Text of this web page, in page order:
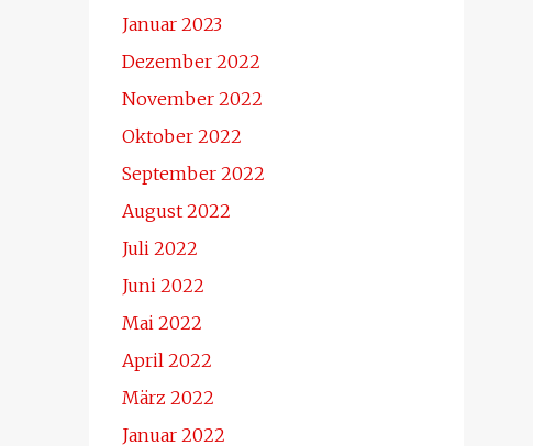
Januar 2023
Dezember 2022
November 2022
Oktober 2022
September 2022
August 2022
Juli 2022
Juni 2022
Mai 2022
April 2022
März 2022
Januar 2022